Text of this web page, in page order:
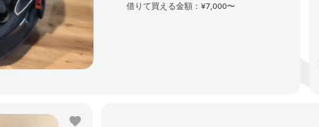
借りて買える金額：¥7,000〜